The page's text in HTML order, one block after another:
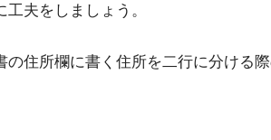
工夫をしましょう。
の住所欄に書く住所を二行に分ける